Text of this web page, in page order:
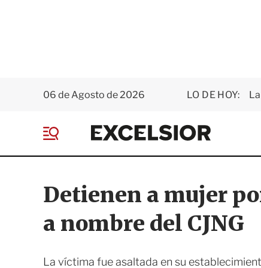
06 de Agosto de 2026 LO DE HOY:
E
x
e
i
o
r
e
Detienen a mujer
a nombre del CJNG
La víctima fue asaltada en su